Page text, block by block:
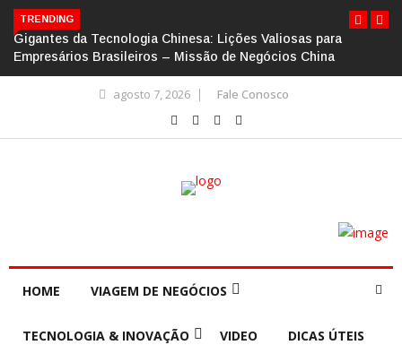
TRENDING
Gigantes da Tecnologia Chinesa: Lições Valiosas para
Empresários Brasileiros – Missão de Negócios China
agosto 7, 2026 Fale Conosco
HOME VIAGEM DE NEGÓCIOS
TECNOLOGIA & INOVAÇÃO VIDEO DICAS ÚTEIS